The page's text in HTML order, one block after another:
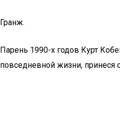
Гранж.
Парень 1990-х годов Курт
повседневной жизни, принеся